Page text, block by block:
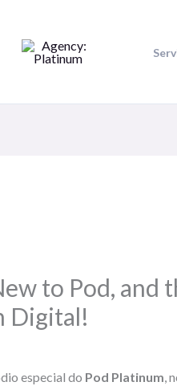
to Pod, and
Digital!
especial do Pod Platinum,